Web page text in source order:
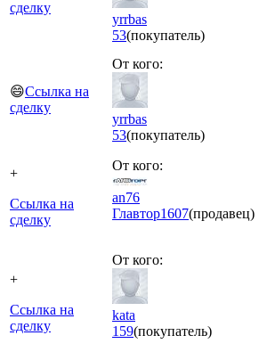
сделку
yrrbas
53(покупатель)
😄Ссылка на
сделку
От кого:
yrrbas
53(покупатель)
+
Ссылка на
сделку
От кого:
an76
Главтор1607(продавец)
+
Ссылка на
сделку
От кого:
kata
159(покупатель)